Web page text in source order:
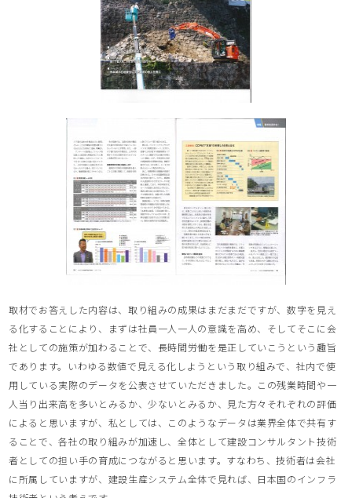
取材でお答えした内容は、取り組みの成果はまだまだですが、数字を見え
る化することにより、まずは社員一人一人の意識を高め、そしてそこに会
社としての施策が加わることで、長時間労働を是正していこうという趣旨
であります。いわゆる数値で見える化しようという取り組みで、社内で使
用している実際のデータを公表させていただきました。この残業時間や一
人当り出来高を多いとみるか、少ないとみるか、見た方々それぞれの評価
によると思いますが、私としては、このようなデータは業界全体で共有す
ることで、各社の取り組みが加速し、全体として建設コンサルタント技術
者としての担い手の育成につながると思います。すなわち、技術者は会社
に所属していますが、建設生産システム全体で見れば、日本国のインフラ